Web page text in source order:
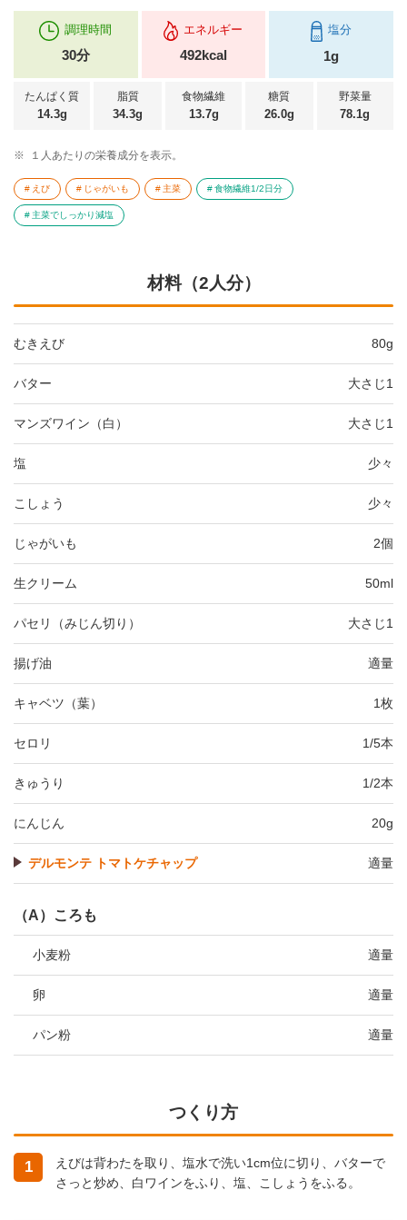
調理時間
30分
エネルギー
492kcal
塩分
1g
たんぱく質
14.3g
脂質
34.3g
食物繊維
13.7g
糖質
26.0g
野菜量
78.1g
※ １人あたりの栄養成分を表示。
えび じゃがいも 主菜 食物繊維1/2日分
主菜でしっかり減塩
材料（2人分）
むきえび 80g
バター 大さじ1
マンズワイン（白） 大さじ1
塩 少々
こしょう 少々
じゃがいも 2個
生クリーム 50ml
パセリ（みじん切り） 大さじ1
揚げ油 適量
キャベツ（葉） 1枚
セロリ 1/5本
きゅうり 1/2本
にんじん 20g
デルモンテ トマトケチャップ 適量
（A）ころも
小麦粉 適量
卵 適量
パン粉 適量
つくり方
1
えびは背わたを取り、塩水で洗い1cm位に切り、バターで
さっと炒め、白ワインをふり、塩、こしょうをふる。